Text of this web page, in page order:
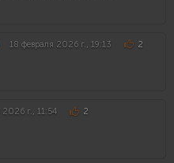
18 февраля 2026 г., 19:13 2
2026 г., 11:54 2